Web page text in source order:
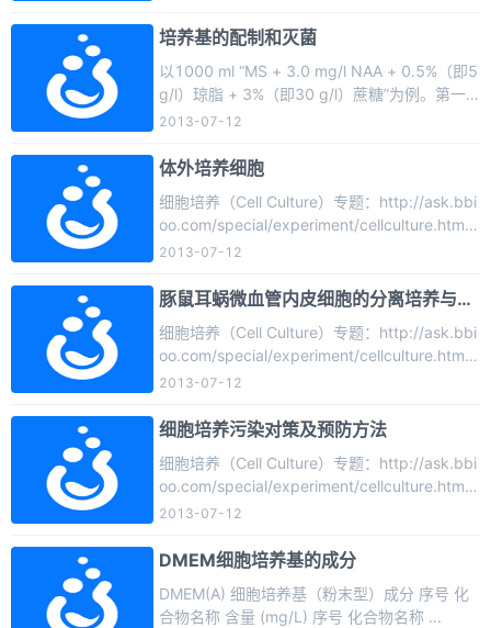
或100倍），贮存在冰箱中备用，以后配制培养
果每配制一次即进行多次称量（不少成分用量
较微），不仅会造成较大的误差，而且会增加
...
培养基的配制和灭菌
以1000 ml “MS + 3.0 mg/l NAA + 0.5%（即5
g/l）琼脂 + 3%（即30 g/l）蔗糖”为例。第一
步：准备好配制培养基的一切用具和试剂。第
要配制培养基 2/3~3/4左右体积（约600~750
避免出现琼脂生块和泡沫。第三步：根据用
量，用量简或移液管从母液中取出所需量的大
量元 ...
2013-07-12
体外培养细胞
细胞培养（Cell Culture）专题：http://ask.bbi
oo.com/special/experiment/cellculture.htm
一、所谓细胞培养(Cell culture)是指细胞包括单
已有近百年，最初的组织培养是胚胎学和微生
（如胎汁、血浆）来维持从整体切下的组织
块，对细胞进行形态和功能的观察。 ...
2013-07-12
豚鼠耳蜗微血管内皮细胞的分离培养与鉴
定
细胞培养（Cell Culture）专题：http://ask.bbi
oo.com/special/experiment/cellculture.htm魏
运军张学渊 (第三军医大学附属西南医院耳
稳定可靠的耳蜗微血管内皮细胞分离培养方
组织块培养法进行体外培养。结果 接种后2 d
部分组织块边缘有散在的细胞生长 ...
2013-07-12
细胞培养污染对策及预防方法
细胞培养（Cell Culture）专题：http://ask.bbi
oo.com/special/experiment/cellculture.htm概
论§污染是细胞培养的大敌。预防和避免污染是
视，防止污染，否则会前功尽弃，不仅浪费时
的损失。（一）污染的类型§细胞培养过程中的
污染不仅仅指微生物，而且还包括所有混入培
2013-07-12
DMEM细胞培养基的成分
DMEM(A) 细胞培养基（粉末型）成分 序号 化
合物名称 含量 (mg/L) 序号 化合物名称 ...